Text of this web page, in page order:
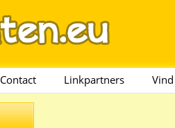
Contact Linkpartners